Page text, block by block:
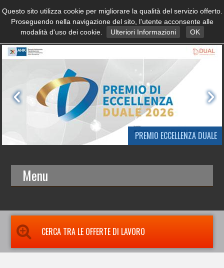
PREMIO ECCELLENZA DUALE
Menu
CERCA TRA LE OFFERTE DI LAVORO
Questo sito utilizza cookie per migliorare la qualità del servizio offerto.
Proseguendo nella navigazione del sito, l'utente acconsente alle
modalità d'uso dei cookie.
Ulteriori Informazioni OK